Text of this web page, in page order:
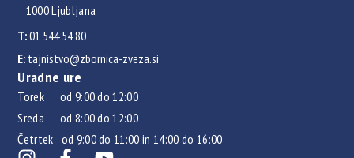
1000 Ljubljana
T:01 544 54 80
E: tajnistvo@zbornica-zveza.si
Uradne ure
Torek od 9:00 do 12:00
Sreda od 8:00 do 12:00
Četrtek od 9:00 do 11:00 in 14:00 do 16:00